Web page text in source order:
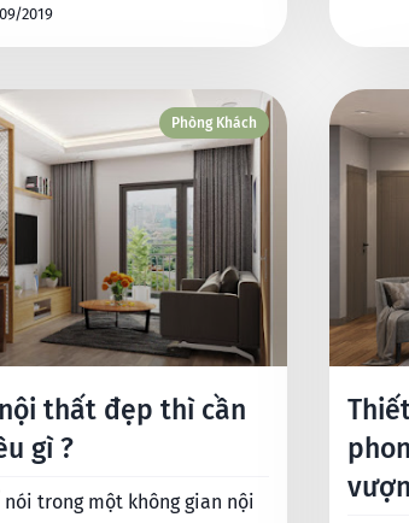
2019
Phòng Khách
thất đẹp thì cần
gì ?
trong một không gian nội